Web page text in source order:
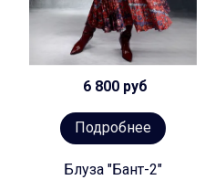
6 800 руб
Подробнее
Блуза "Бант-2"